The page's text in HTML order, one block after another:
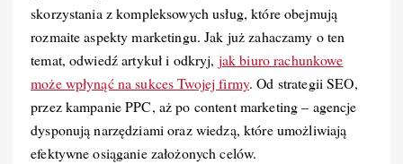
skorzystania z kompleksowych usług, które obejmują
rozmaite aspekty marketingu. Jak już zahaczamy o ten
temat, odwiedź artykuł i odkryj, jak biuro rachunkowe
może wpłynąć na sukces Twojej firmy. Od strategii SEO,
przez kampanie PPC, aż po content marketing – agencje
dysponują narzędziami oraz wiedzą, które umożliwiają
efektywne osiąganie założonych celów.